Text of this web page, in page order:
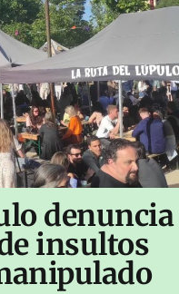
denuncia
insultos